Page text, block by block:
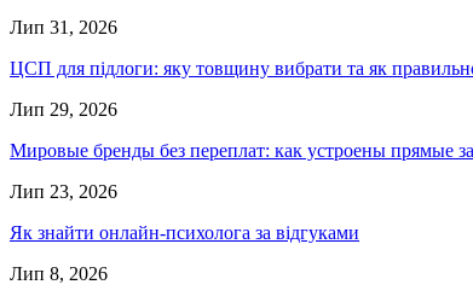
Лип 31, 2026
ЦСП для підлоги: яку товщину вибрати та як
Лип 29, 2026
Мировые бренды без переплат: как устроены прямые
Лип 23, 2026
Як знайти онлайн-психолога за відгуками
Лип 8, 2026